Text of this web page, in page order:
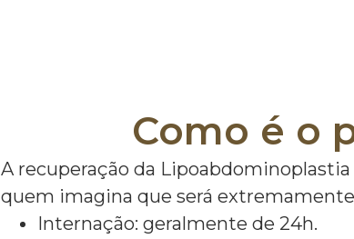
Como é o
A recuperação da
quem imagina que será
Internação: geralmente de 24h.